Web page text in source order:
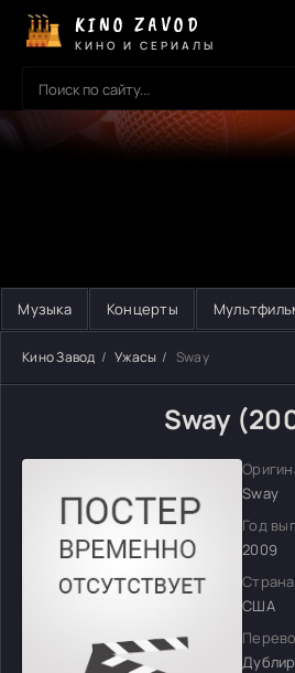
KINO ZAVOD
КИНО И СЕРИАЛЫ
Музыка Концерты
Кино Завод Ужасы Sway
Sway
Sway
Год
2009
США